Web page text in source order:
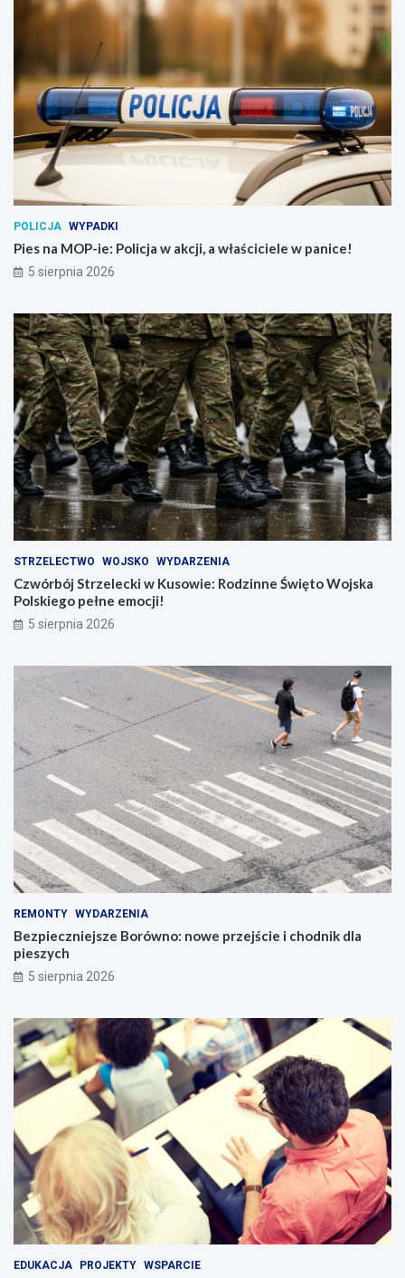
POLICJA WYPADKI
Pies na MOP-ie: Policja w akcji, a właściciele w panice!
5 sierpnia 2026
STRZELECTWO WOJSKO WYDARZENIA
Czwórbój Strzelecki w Kusowie: Rodzinne Święto Wojska
Polskiego pełne emocji!
5 sierpnia 2026
REMONTY WYDARZENIA
Bezpieczniejsze Borówno: nowe przejście i chodnik dla
pieszych
5 sierpnia 2026
EDUKACJA PROJEKTY WSPARCIE